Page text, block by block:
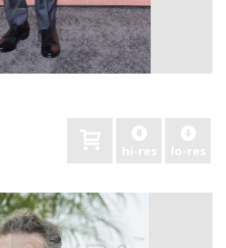
hi-res lo-res